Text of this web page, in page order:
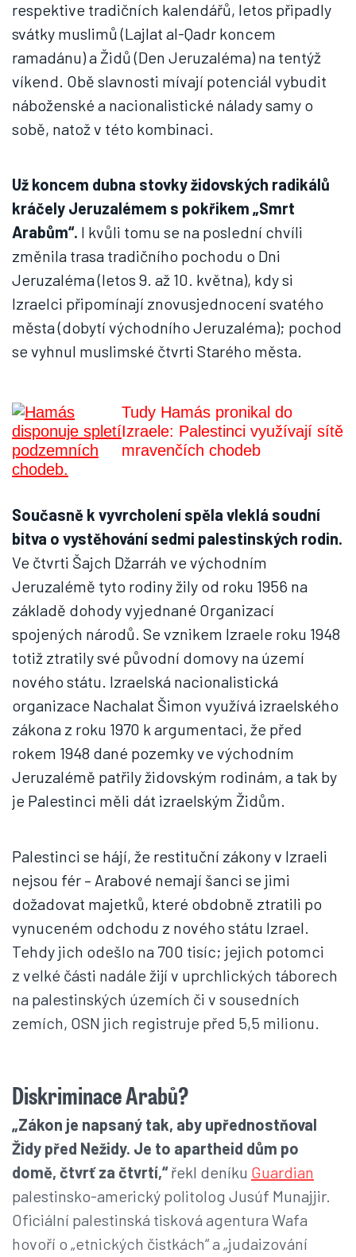
respektive tradičních kalendářů, letos připadly
svátky muslimů (Lajlat al-Qadr koncem
ramadánu) a Židů (Den Jeruzaléma) na tentýž
víkend. Obě slavnosti mívají potenciál vybudit
náboženské a nacionalistické nálady samy o
sobě, natož v této kombinaci.
Už koncem dubna stovky židovských radikálů
kráčely Jeruzalémem s pokřikem „Smrt
Arabům“. I kvůli tomu se na poslední chvíli
změnila trasa tradičního pochodu o Dni
Jeruzaléma (letos 9. až 10. května), kdy si
Izraelci připomínají znovusjednocení svatého
města (dobytí východního Jeruzaléma); pochod
se vyhnul muslimské čtvrti Starého města.
Tudy Hamás pronikal do
Izraele: Palestinci využívají sítě
mravenčích chodeb
Současně k vyvrcholení spěla vleklá soudní
bitva o vystěhování sedmi palestinských rodin.
Ve čtvrti Šajch Džarráh ve východním
Jeruzalémě tyto rodiny žily od roku 1956 na
základě dohody vyjednané Organizací
spojených národů. Se vznikem Izraele roku 1948
totiž ztratily své původní domovy na území
nového státu. Izraelská nacionalistická
organizace Nachalat Šimon využívá izraelského
zákona z roku 1970 k argumentaci, že před
rokem 1948 dané pozemky ve východním
Jeruzalémě patřily židovským rodinám, a tak by
je Palestinci měli dát izraelským Židům.
Palestinci se hájí, že restituční zákony v Izraeli
nejsou fér – Arabové nemají šanci se jimi
dožadovat majetků, které obdobně ztratili po
vynuceném odchodu z nového státu Izrael.
Tehdy jich odešlo na 700 tisíc; jejich potomci
z velké části nadále žijí v uprchlických táborech
na palestinských územích či v sousedních
zemích, OSN jich registruje před 5,5 milionu.
Diskriminace Arabů?
„Zákon je napsaný tak, aby upřednostňoval
Židy před Nežidy. Je to apartheid dům po
domě, čtvrť za čtvrtí,“řekl deníku Guardian
palestinsko-americký politolog Jusúf Munajjir.
Oficiální palestinská tisková agentura Wafa
hovoří o „etnických čistkách“ a „judaizování